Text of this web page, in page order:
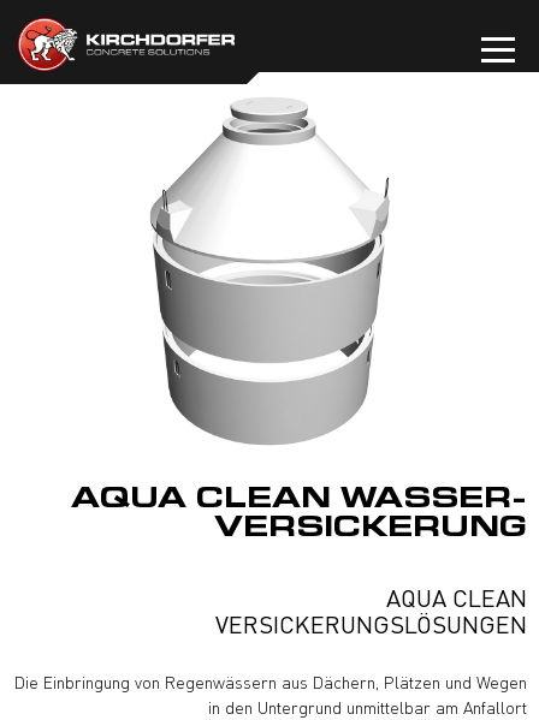
Inhalt
springen
AQUA CLEAN WASSER-
VERSICKERUNG
AQUA CLEAN
VERSICKERUNGSLÖSUNGEN
Die Einbringung von Regenwässern aus Dächern, Plätzen und Wegen
in den Untergrund unmittelbar am Anfallort